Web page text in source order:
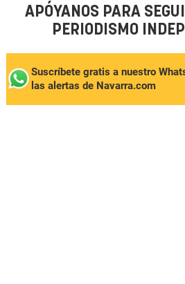
APÓYANOS PARA
PERIODISMO
Suscríbete gratis a nuestro
las alertas de Navarra.com